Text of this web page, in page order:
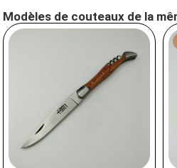
Modèles de couteaux de la